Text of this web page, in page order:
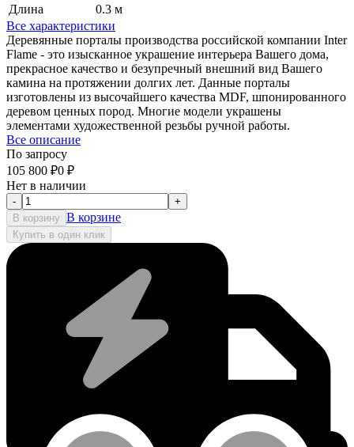
Длина
0.3 м
Все характеристики
Деревянные порталы производства российской компании Inter
Flame - это изысканное украшение интерьера Вашего дома,
прекрасное качество и безупречный внешний вид Вашего
камина на протяжении долгих лет. Данные порталы
изготовлены из высочайшего качества MDF, шпонированного
деревом ценных пород. Многие модели украшены
элементами художественной резьбы ручной работы.
Все описание
По запросу
105 800 ₽0 ₽
Нет в наличии
-
+
В корзину В корзине
Купить в один клик